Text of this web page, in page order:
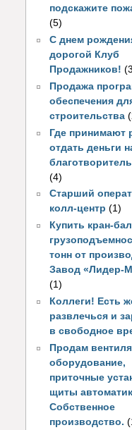
подскажите
(5)
С днем
дорогой Клуб
Продажников!
Продажа
обеспечения
строительства
Где принимают
отдать деньги
(4)
Старший
колл-центр (1)
Купить кран-
тонн от
Завод «Лидер-
(1)
Коллеги! Есть
развлечься и
в свободное
Продам
оборудование,
приточные
щиты
Собственное
производство.